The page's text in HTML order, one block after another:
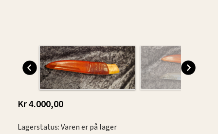
Kr 4.000,00
Lagerstatus: Varen er på lager